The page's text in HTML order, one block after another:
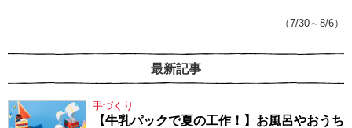
（7/30～8/6）
最新記事
手づくり
【牛乳パックで夏の工作！】お風呂やおうち